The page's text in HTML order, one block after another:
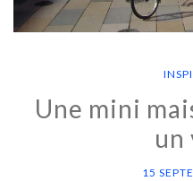
Une mini
un
15